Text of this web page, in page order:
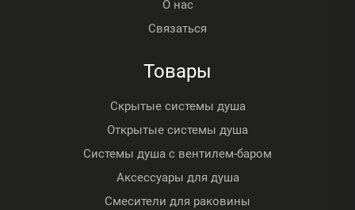
О нас
Связаться
Товары
Скрытые системы душа
Открытые системы душа
Системы душа с вентилем-баром
Аксессуары для душа
Смесители для раковины